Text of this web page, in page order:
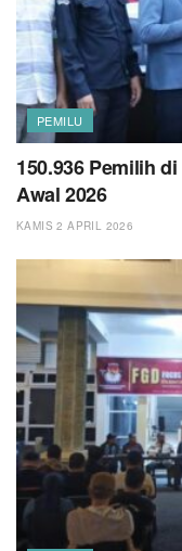
PEMILU
150.936 Pemilih
Awal 2026
KAMIS 2 APRIL 2026